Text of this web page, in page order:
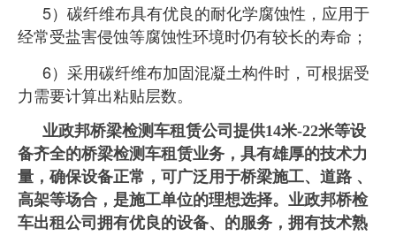
5）碳纤维布具有优良的耐化学腐蚀性，应用于
经常受盐害侵蚀等腐蚀性环境时仍有较长的寿命；
6）采用碳纤维布加固混凝土构件时，可根据受
力需要计算出粘贴层数。
业政邦桥梁检测车租赁公司提供14米-22米等设
备齐全的桥梁检测车租赁业务，具有雄厚的技术力
量，确保设备正常，可广泛用于桥梁施工、道路 、
高架等场合，是施工单位的理想选择。业政邦桥检
车出租公司拥有优良的设备、的服务，拥有技术熟